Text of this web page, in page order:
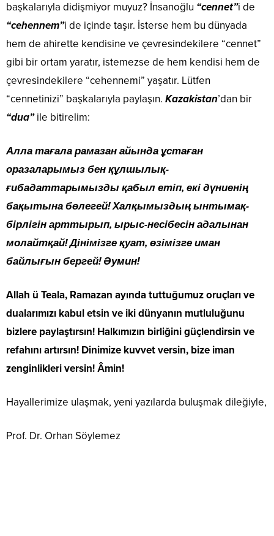
başkalarıyla didişmiyor muyuz? İnsanoğlu “cennet”i de
“cehennem”i de içinde taşır. İsterse hem bu dünyada
hem de ahirette kendisine ve çevresindekilere “cennet”
gibi bir ortam yaratır, istemezse de hem kendisi hem de
çevresindekilere “cehennemi” yaşatır. Lütfen
“cennetinizi” başkalarıyla paylaşın. Kazakistan’dan bir
“dua”ile bitirelim:
Алла тағала рамазан айында ұстаған
оразаларымыз бен құлшылық-
ғибадаттарымызды қабыл етіп, екі дүниенің
бақытына бөлегей! Халқымыздың ынтымақ-
бірлігін арттырып, ырыс-несібесін адалынан
молайтқай! Дінімізге қуат, өзімізге иман
байлығын бергей! Әумин!
Allah ü Teala, Ramazan ayında tuttuğumuz oruçları ve
dualarımızı kabul etsin ve iki dünyanın mutluluğunu
bizlere paylaştırsın! Halkımızın birliğini güçlendirsin ve
refahını artırsın! Dinimize kuvvet versin, bize iman
zenginlikleri versin! Âmin!
Hayallerimize ulaşmak, yeni yazılarda buluşmak dileğiyle,
Prof. Dr. Orhan Söylemez